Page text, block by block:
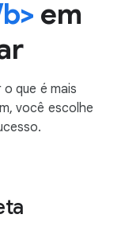
em
que é mais
você escolhe